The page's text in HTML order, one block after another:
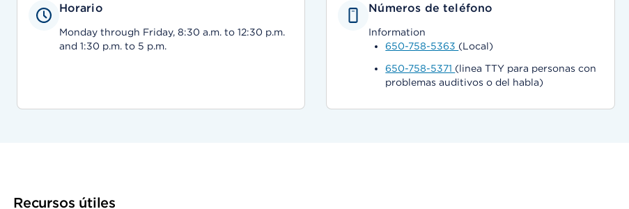
Horario
Monday through Friday, 8:30 a.m. to 12:30 p.m.
and 1:30 p.m. to 5 p.m.
Números de teléfono
Information
650-758-5363 (Local)
650-758-5371 (linea TTY para personas con
problemas auditivos o del habla)
Recursos útiles